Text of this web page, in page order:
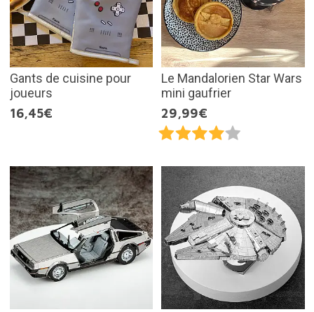
Gants de cuisine pour
joueurs
16,45€
Le Mandalorien Star Wars
mini gaufrier
29,99€